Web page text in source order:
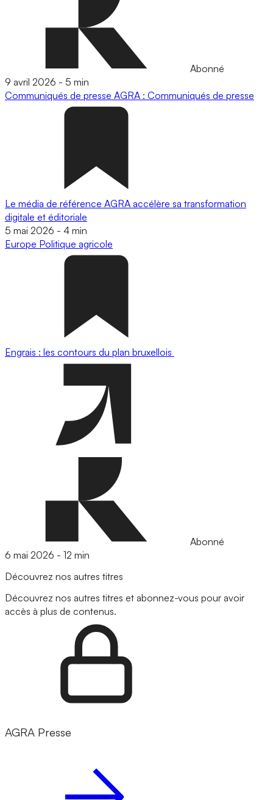
Abonné
9 avril 2026 - 5 min
Communiqués de presse AGRA : Communiqués de presse
Le média de référence AGRA accélère sa transformation
digitale et éditoriale
5 mai 2026 - 4 min
Europe Politique agricole
Engrais : les contours du plan bruxellois
Abonné
6 mai 2026 - 12 min
Découvrez nos autres titres
Découvrez nos autres titres et abonnez-vous pour avoir
accès à plus de contenus.
AGRA Presse